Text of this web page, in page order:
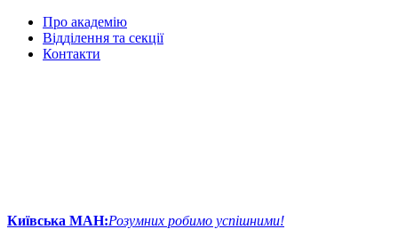
Про академію
Відділення та секції
Контакти
Київська МАН:Розумних робимо успішними!